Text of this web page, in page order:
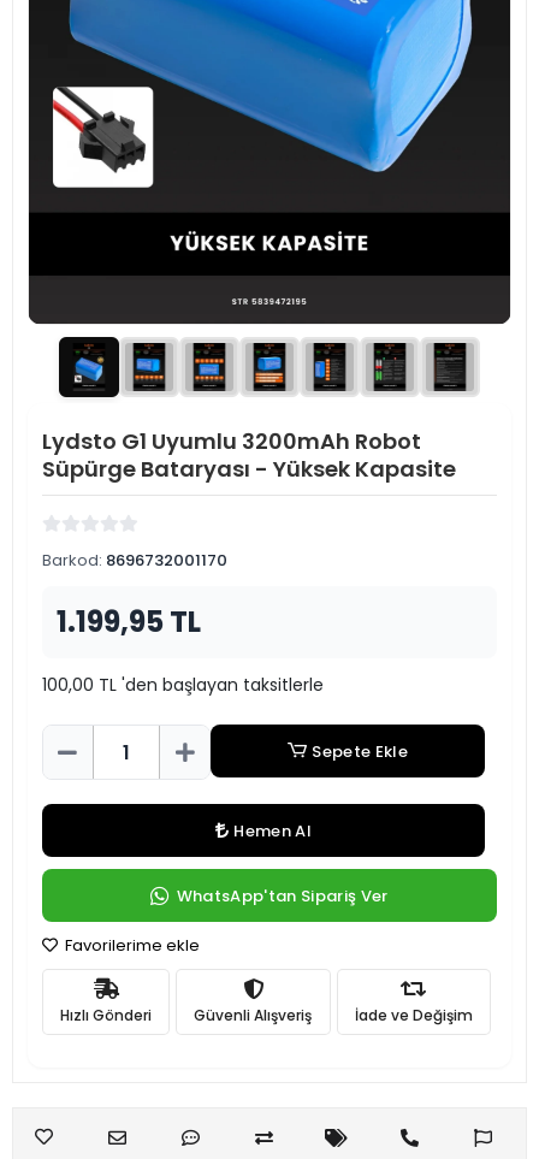
Lydsto G1 Uyumlu 3200mAh Robot
Süpürge Bataryası - Yüksek Kapasite
Barkod: 8696732001170
1.199,95 TL
100,00 TL 'den başlayan taksitlerle
Sepete Ekle
Hemen Al
WhatsApp'tan Sipariş Ver
Favorilerime ekle
Hızlı Gönderi Güvenli Alışveriş İade ve Değişim